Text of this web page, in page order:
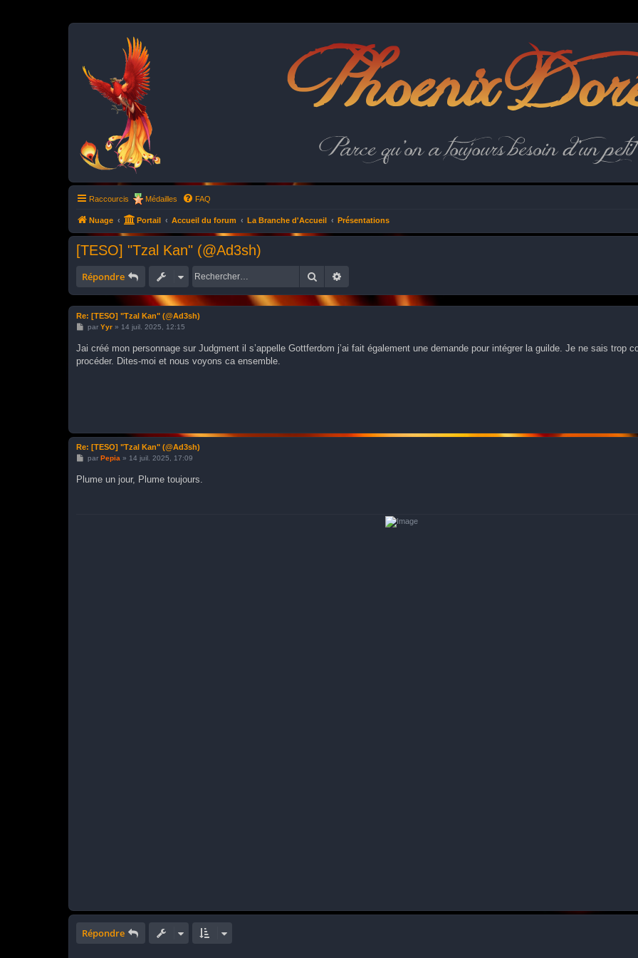
Phoenix
Parce qu'on a toujours besoin d'un
Raccourcis Médailles FAQ
Nuage Portail Accueil du forum La Branche d'Accueil Présentations
[TESO] "Tzal Kan" (@Ad3sh)
Répondre Rechercher
Re: [TESO] "Tzal Kan" (@Ad3sh)
M
s
s
a
par Yyr» 14 juil. 2025, 12:15
Jai créé mon personnage sur Judgment il s’appelle Gottferdom j’ai fait également une demande pour intégrer la guilde. Je ne sais trop
procéder. Dites-moi et nous voyons ca ensemble.
Re: [TESO] "Tzal Kan" (@Ad3sh)
M
s
par Pepia» 14 juil. 2025, 17:09
Plume un jour, Plume toujours.
Répondre